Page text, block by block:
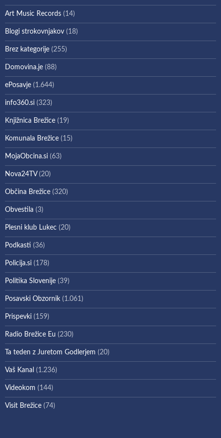
Art Music Records (14)
Blogi strokovnjakov (18)
Brez kategorije (255)
Domovina.je (88)
ePosavje (1.644)
info360.si (323)
Knjižnica Brežice (19)
Komunala Brežice (15)
MojaObcina.si (63)
Nova24TV(20)
Občina Brežice (320)
Obvestila (3)
Plesni klub Lukec (20)
Podkasti (36)
Policija.si (178)
Politika Slovenije (39)
Posavski Obzornik (1.061)
Prispevki (159)
Radio Brežice Eu (230)
Ta teden z Juretom Godlerjem (20)
Vaš Kanal (1.236)
Videokom (144)
Visit Brežice (74)